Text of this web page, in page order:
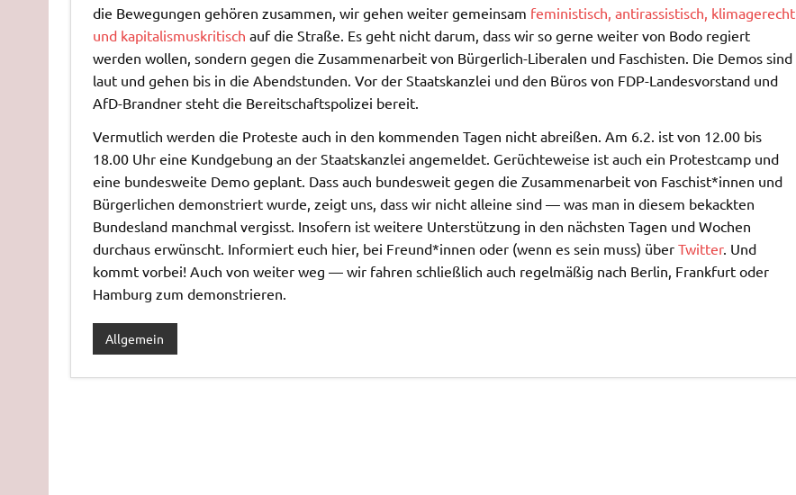
die Bewegungen gehören zusammen, wir gehen weiter gemeinsam feministisch, antirassistisch, klimagerecht
und kapitalismuskritisch auf die Straße. Es geht nicht darum, dass wir so gerne weiter von Bodo regiert
werden wollen, sondern gegen die Zusammenarbeit von Bürgerlich-Liberalen und Faschisten. Die Demos sind
laut und gehen bis in die Abendstunden. Vor der Staatskanzlei und den Büros von FDP-Landesvorstand und
AfD-Brandner steht die Bereitschaftspolizei bereit.
Vermutlich werden die Proteste auch in den kommenden Tagen nicht abreißen. Am 6.2. ist von 12.00 bis
18.00 Uhr eine Kundgebung an der Staatskanzlei angemeldet. Gerüchteweise ist auch ein Protestcamp und
eine bundesweite Demo geplant. Dass auch bundesweit gegen die Zusammenarbeit von Faschist*innen und
Bürgerlichen demonstriert wurde, zeigt uns, dass wir nicht alleine sind — was man in diesem bekackten
Bundesland manchmal vergisst. Insofern ist weitere Unterstützung in den nächsten Tagen und Wochen
durchaus erwünscht. Informiert euch hier, bei Freund*innen oder (wenn es sein muss) über Twitter. Und
kommt vorbei! Auch von weiter weg — wir fahren schließlich auch regelmäßig nach Berlin, Frankfurt oder
Hamburg zum demonstrieren.
Allgemein